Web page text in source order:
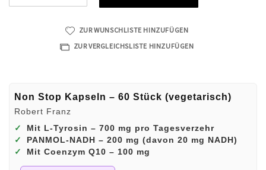
ZUR WUNSCHLISTE HINZUFÜGEN
ZUR VERGLEICHSLISTE HINZUFÜGEN
Non Stop Kapseln – 60 Stück (vegetarisch)
Robert Franz
✓
Mit L‑Tyrosin – 700 mg pro Tagesverzehr
✓
PANMOL‑NADH – 200 mg (davon 20 mg NADH)
✓
Mit Coenzym Q10 – 100 mg